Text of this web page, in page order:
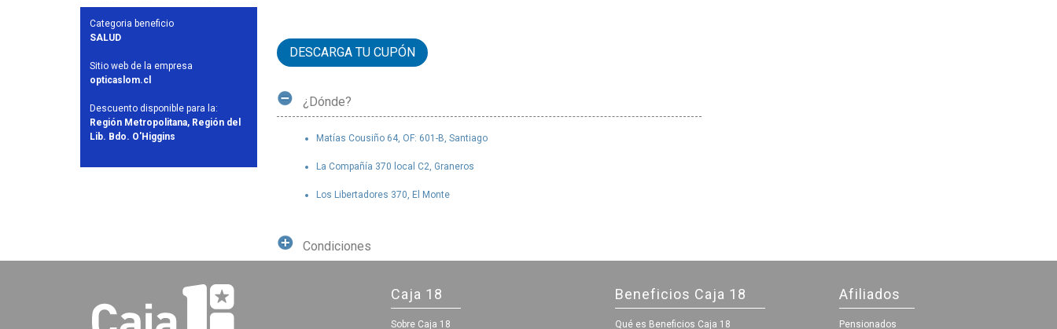
Categoria beneficio
SALUD
Sitio web de la empresa
opticaslom.cl
Descuento disponible para la:
Región Metropolitana, Región del
Lib. Bdo. O'Higgins
DESCARGA TU CUPÓN
¿Dónde?
Matías Cousiño 64, OF: 601-B, Santiago
La Compañía 370 local C2, Graneros
Los Libertadores 370, El Monte
Condiciones
Caja 18
Sobre Caja 18
Beneficios Caja 18
Qué es Beneficios Caja 18
Afiliados
Pensionados